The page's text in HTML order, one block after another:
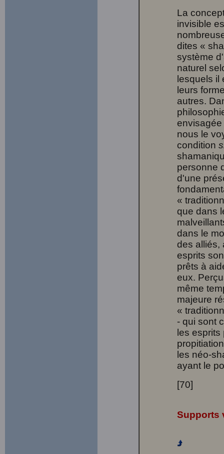
La
invisible
dites «
système
naturel
lesquels
leurs
autres.
nous le
condition
personne
d'une
«
que dans
dans le
des alliés,
esprits
prêts à
eux.
même
majeure
«
- qui sont
les
les néo-
ayant le
[70]
Supports